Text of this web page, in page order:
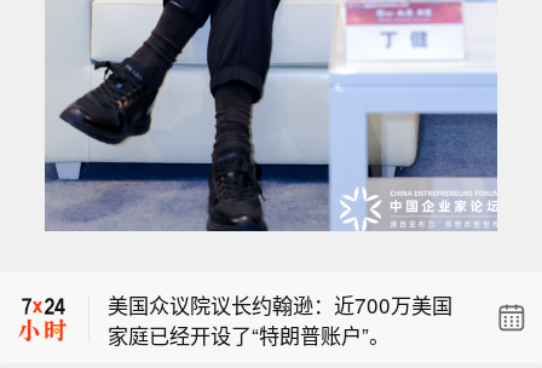
据称 Nscale 2026 年第二季度营收超 1
亿美元，2026 年第一季度为 3700 万
服务初创企业。
美国众议院议长约翰逊：近700万美国
家庭已经开设了“特朗普账户”。